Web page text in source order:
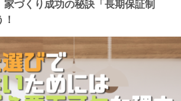
家づくり成功の秘訣「長期保証制